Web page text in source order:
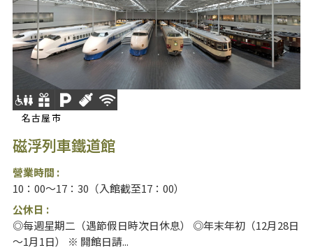
名古屋市
磁浮列車鐵道館
營業時間 :
10：00～17：30（入館截至17：00）
公休日 :
◎每週星期二（遇節假日時次日休息） ◎年末年初（12月28日
～1月1日） ※ 開館日請...